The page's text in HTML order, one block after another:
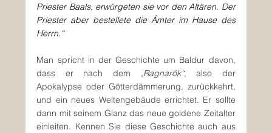
Priester Baals, erwürgeten sie vor den Altären. Der
Priester aber bestellete die Ämter im Hause des
Herrn.“
Man spricht in der Geschichte um Baldur davon,
dass er nach dem „Ragnarök“, also der
Apokalypse oder Götterdämmerung, zurückkehrt,
und ein neues Weltengebäude errichtet. Er sollte
dann mit seinem Glanz das neue goldene Zeitalter
einleiten. Kennen Sie diese Geschichte auch aus